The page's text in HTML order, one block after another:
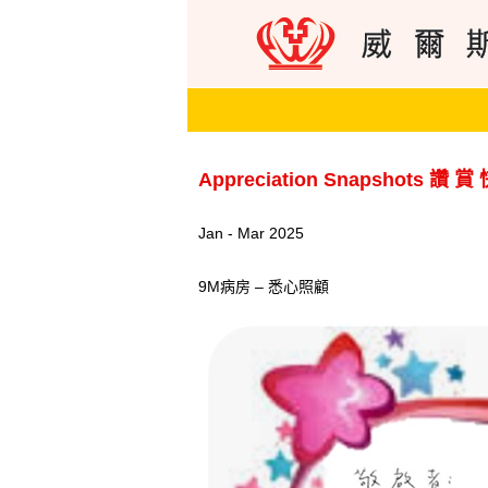
Appreciation Snapshots 讚 賞
Jan - Mar 2025
9M病房 – 悉心照顧